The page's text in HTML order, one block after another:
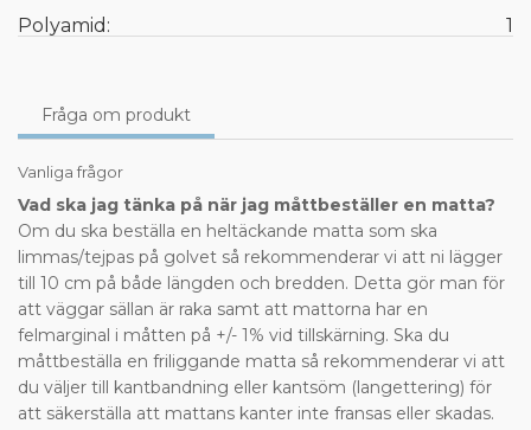
Polyamid:
1
Fråga om produkt
Vanliga frågor
Vad ska jag tänka på när jag måttbeställer en matta?
Om du ska beställa en heltäckande matta som ska
limmas/tejpas på golvet så rekommenderar vi att ni lägger
till 10 cm på både längden och bredden. Detta gör man för
att väggar sällan är raka samt att mattorna har en
felmarginal i måtten på +/- 1% vid tillskärning. Ska du
måttbeställa en friliggande matta så rekommenderar vi att
du väljer till kantbandning eller kantsöm (langettering) för
att säkerställa att mattans kanter inte fransas eller skadas.